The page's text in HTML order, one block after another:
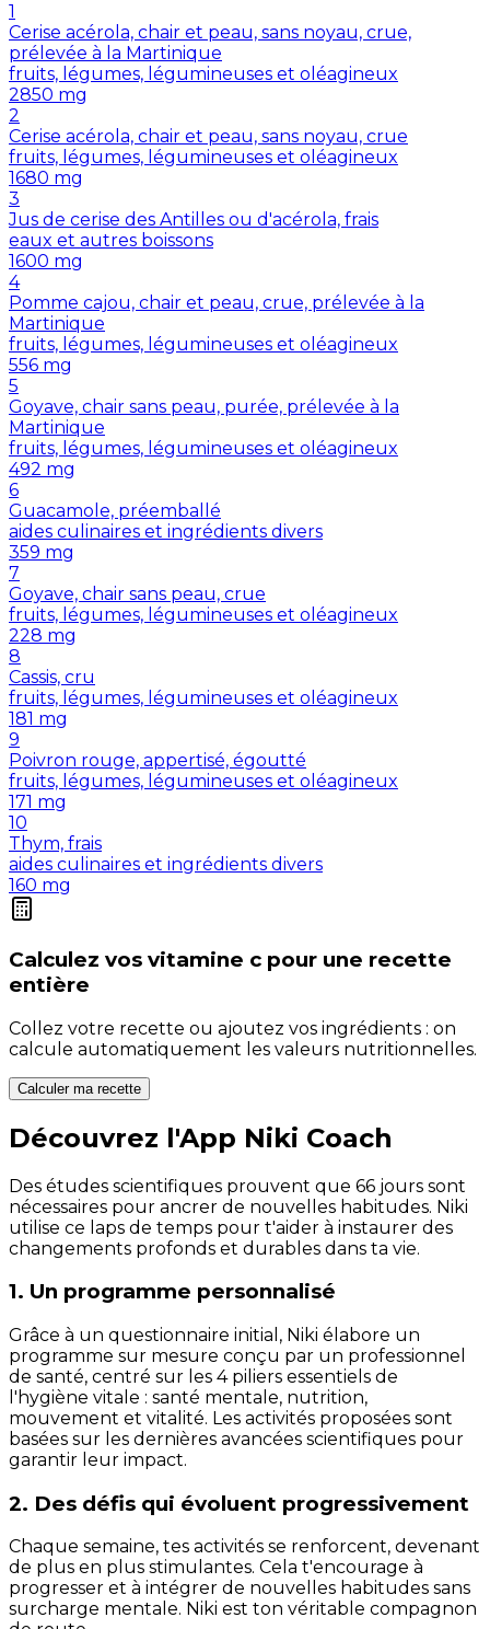
1
Cerise acérola, chair et peau, sans noyau, crue,
prélevée à la Martinique
fruits, légumes, légumineuses et oléagineux
2850 mg
2
Cerise acérola, chair et peau, sans noyau, crue
fruits, légumes, légumineuses et oléagineux
1680 mg
3
Jus de cerise des Antilles ou d'acérola, frais
eaux et autres boissons
1600 mg
4
Pomme cajou, chair et peau, crue, prélevée à la
Martinique
fruits, légumes, légumineuses et oléagineux
556 mg
5
Goyave, chair sans peau, purée, prélevée à la
Martinique
fruits, légumes, légumineuses et oléagineux
492 mg
6
Guacamole, préemballé
aides culinaires et ingrédients divers
359 mg
7
Goyave, chair sans peau, crue
fruits, légumes, légumineuses et oléagineux
228 mg
8
Cassis, cru
fruits, légumes, légumineuses et oléagineux
181 mg
9
Poivron rouge, appertisé, égoutté
fruits, légumes, légumineuses et oléagineux
171 mg
10
Thym, frais
aides culinaires et ingrédients divers
160 mg
Calculez vos vitamine c pour une recette
entière
Collez votre recette ou ajoutez vos ingrédients : on
calcule automatiquement les valeurs nutritionnelles.
Calculer ma recette
Découvrez l'App Niki Coach
Des études scientifiques prouvent que 66 jours sont
nécessaires pour ancrer de nouvelles habitudes. Niki
utilise ce laps de temps pour t'aider à instaurer des
changements profonds et durables dans ta vie.
1. Un programme personnalisé
Grâce à un questionnaire initial, Niki élabore un
programme sur mesure conçu par un professionnel
de santé, centré sur les 4 piliers essentiels de
l'hygiène vitale : santé mentale, nutrition,
mouvement et vitalité. Les activités proposées sont
basées sur les dernières avancées scientifiques pour
garantir leur impact.
2. Des défis qui évoluent progressivement
Chaque semaine, tes activités se renforcent, devenant
de plus en plus stimulantes. Cela t'encourage à
progresser et à intégrer de nouvelles habitudes sans
surcharge mentale. Niki est ton véritable compagnon